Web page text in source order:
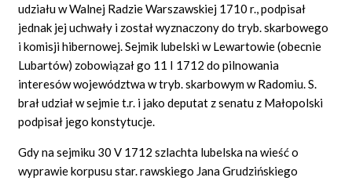
udziału w Walnej Radzie Warszawskiej 1710 r., podpisał
jednak jej uchwały i został wyznaczony do tryb. skarbowego
i komisji hibernowej. Sejmik lubelski w Lewartowie (obecnie
Lubartów) zobowiązał go 11 I 1712 do pilnowania
interesów województwa w tryb. skarbowym w Radomiu. S.
brał udział w sejmie t.r. i jako deputat z senatu z Małopolski
podpisał jego konstytucje.
Gdy na sejmiku 30 V 1712 szlachta lubelska na wieść o
wyprawie korpusu star. rawskiego Jana Grudzińskiego